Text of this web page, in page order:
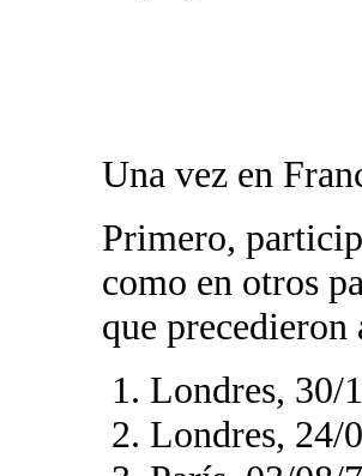
Una vez en
Primero,
como en otros
que
Londres, 30/
Londres, 24/